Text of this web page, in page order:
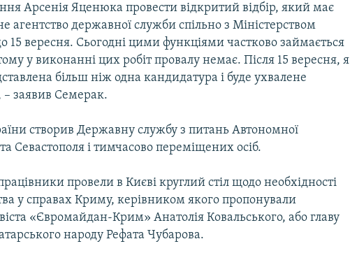
Арсенія Яценюка провести відкритий відбір, який має
агентство державної служби спільно з Міністерством
15 вересня. Сьогодні цими функціями частково займається
у виконанні цих робіт провалу немає. Після 15 вересня, я
більш ніж одна кандидатура і буде ухвалене
заявив Семерак.
створив Державну службу з питань Автономної
Севастополя і тимчасово переміщених осіб.
провели в Києві круглий стіл щодо необхідності
у справах Криму, керівником якого пропонували
«Євромайдан-Крим» Анатолія Ковальського, або главу
народу Рефата Чубарова.